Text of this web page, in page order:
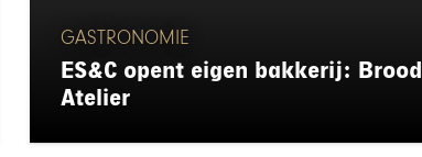
GASTRONOMIE
ES&C opent eigen bakkerij: Brood
Atelier